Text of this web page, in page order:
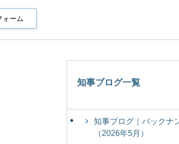
知事ブログ一覧
知事ブログ｜バックナ
（2026年5月）